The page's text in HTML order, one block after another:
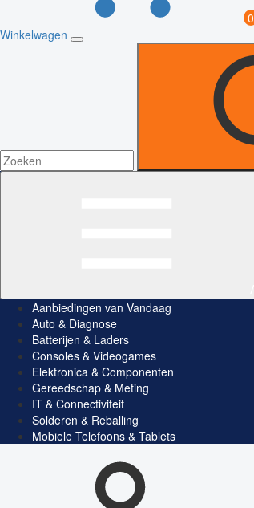
0
Winkelwagen
Aanbiedingen van Vandaag
Auto & Diagnose
Batterijen & Laders
Consoles & Videogames
Elektronica & Componenten
Gereedschap & Meting
IT & Connectiviteit
Solderen & Reballing
Mobiele Telefoons & Tablets